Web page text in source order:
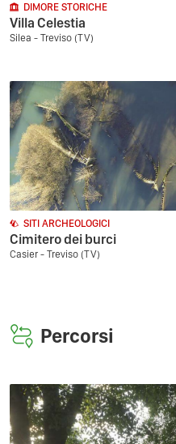
DIMORE STORICHE
Villa Celestia
Silea - Treviso (TV)
SITI ARCHEOLOGICI
Cimitero dei burci
Casier - Treviso (TV)
Percorsi